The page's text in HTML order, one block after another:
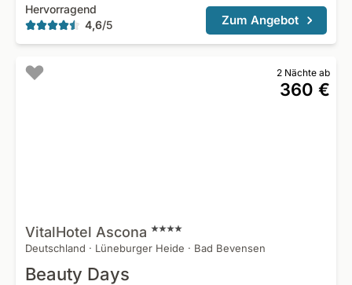
Hervorragend
4,6/5 Zum Angebot
2 Nächte ab
360 €
VitalHotel Ascona
Deutschland · Lüneburger Heide · Bad Bevensen
Beauty Days